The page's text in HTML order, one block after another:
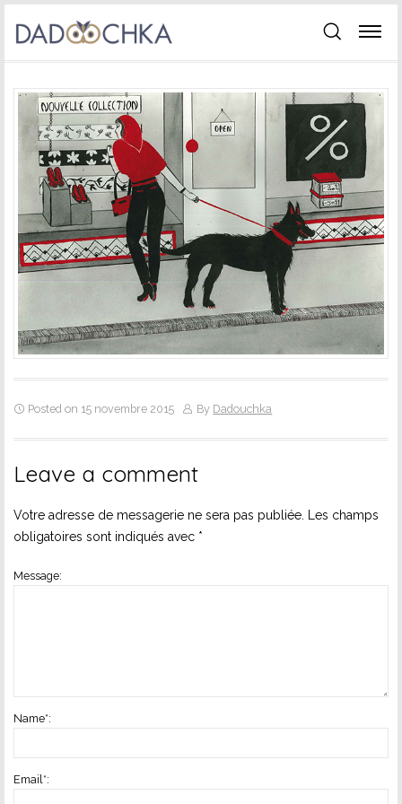
Posted on 15 novembre 2015 By Dadouchka
Leave a comment
Votre adresse de messagerie ne sera pas publiée. Les champs
obligatoires sont indiqués avec *
Message:
Name*:
Email *: